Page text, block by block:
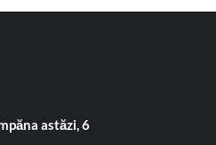
astăzi, 6